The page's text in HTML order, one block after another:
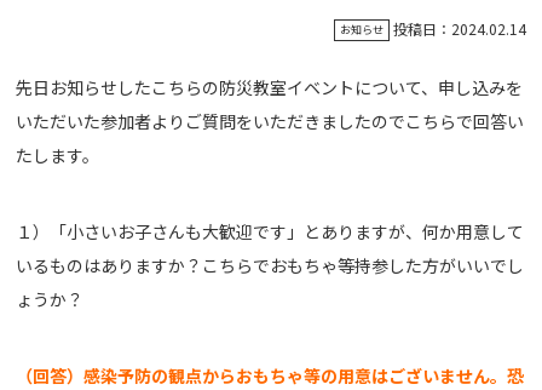
お知らせ 投稿日：2024.02.14
先日お知らせしたこちらの防災教室イベントについて、申し込みを
いただいた参加者よりご質問をいただきましたのでこちらで回答い
たします。
１）「小さいお子さんも大歓迎です」とありますが、何か用意して
いるものはありますか？こちらでおもちゃ等持参した方がいいでし
ょうか？
（回答）感染予防の観点からおもちゃ等の用意はございません。恐